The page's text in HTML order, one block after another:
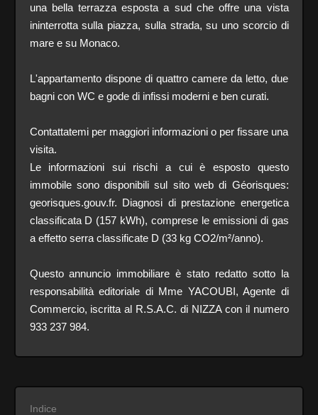
una bella terrazza esposta a sud che offre una vista
ininterrotta sulla piazza, sulla strada, su uno scorcio di
mare e su Monaco.
L'appartamento dispone di quattro camere da letto, due
bagni con WC e gode di infissi moderni e ben curati.
Contattatemi per maggiori informazioni o per fissare una
visita.
Le informazioni sui rischi a cui è esposto questo
immobile sono disponibili sul sito web di Géorisques:
georisques.gouv.fr. Diagnosi di prestazione energetica
classificata D (157 kWh), comprese le emissioni di gas
a effetto serra classificate D (33 kg CO2/m²/anno).
Questo annuncio immobiliare è stato redatto sotto la
responsabilità editoriale di Mme YACOUBI, Agente di
Commercio, iscritta al R.S.A.C. di NIZZA con il numero
933 237 984.
Indice